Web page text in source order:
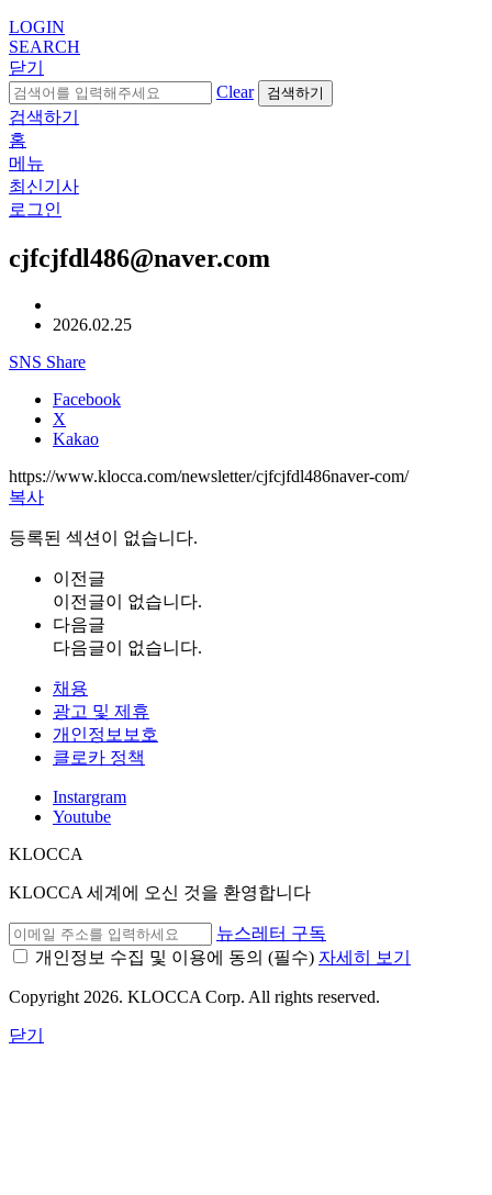
LOGIN
SEARCH
닫기
Clear
검색하기
검색하기
홈
메뉴
최신기사
로그인
cjfcjfdl486@naver.com
2026.02.25
SNS Share
Facebook
X
Kakao
https://www.klocca.com/newsletter/cjfcjfdl486naver-com/
복사
등록된 섹션이 없습니다.
이전글
이전글이 없습니다.
다음글
다음글이 없습니다.
채용
광고 및 제휴
개인정보보호
클로카 정책
Instargram
Youtube
KLOCCA
KLOCCA 세계에 오신 것을 환영합니다
뉴스레터 구독
개인정보 수집 및 이용에 동의 (필수) 자세히 보기
Copyright 2026. KLOCCA Corp. All rights reserved.
닫기